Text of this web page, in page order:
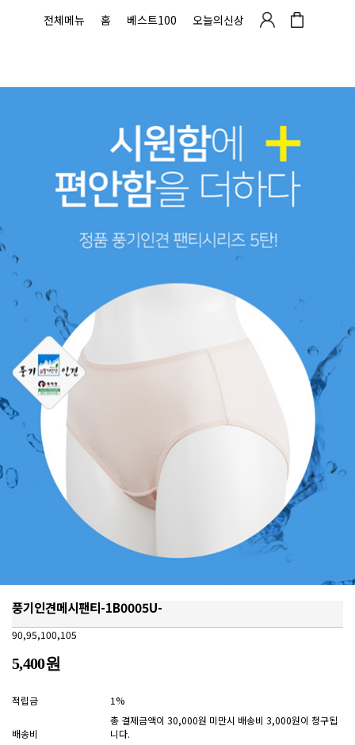
전체메뉴 홈 베스트100 오늘의신상
풍기인견메시팬티-1B0005U-
90,95,100,105
5,400원
적립금 1%
배송비
총 결제금액이 30,000원 미만시 배송비 3,000원이 청구됩
니다.